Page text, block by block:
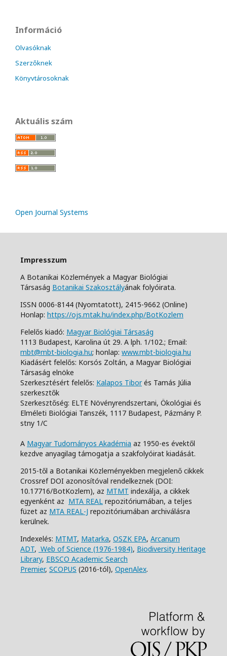
Információ
Olvasóknak
Szerzőknek
Könyvtárosoknak
Aktuális szám
Open Journal Systems
Impresszum
A Botanikai Közlemények a Magyar Biológiai
Társaság Botanikai Szakosztályának folyóirata.
ISSN 0006-8144 (Nyomtatott), 2415-9662 (Online)
Honlap: https://ojs.mtak.hu/index.php/BotKozlem
Felelős kiadó: Magyar Biológiai Társaság
1113 Budapest, Karolina út 29. A lph. 1/102.; Email:
mbt@mbt-biologia.hu; honlap: www.mbt-biologia.hu
Kiadásért felelős: Korsós Zoltán, a Magyar Biológiai
Társaság elnöke
Szerkesztésért felelős: Kalapos Tiborés Tamás Júlia
szerkesztők
Szerkesztőség: ELTE Növényrendszertani, Ökológiai és
Elméleti Biológiai Tanszék, 1117 Budapest, Pázmány P.
stny 1/C
A Magyar Tudományos Akadémia az 1950-es évektől
kezdve anyagilag támogatja a szakfolyóirat kiadását.
2015-től a Botanikai Közleményekben megjelenő cikkek
Crossref DOI azonosítóval rendelkeznek (DOI:
10.17716/BotKozlem), az MTMT indexálja, a cikkek
egyenként az MTA REAL repozitóriumában, a teljes
füzet az MTA REAL-J repozitóriumában archiválásra
kerülnek.
Indexelés: MTMT, Matarka, OSZK EPA, Arcanum
ADT, Web of Science (1976-1984), Biodiversity Heritage
Library, EBSCO Academic Search
Premier, SCOPUS (2016-tól), OpenAlex.